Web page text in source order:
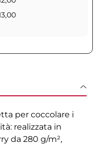
per coccolare i
realizzata in
da 280 g/m²,